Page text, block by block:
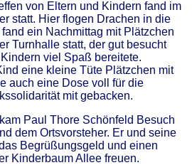
von Eltern und Kindern fand im
statt. Hier flogen Drachen in die
ein Nachmittag mit Plätzchen
Turnhalle statt, der gut besucht
viel Spaß bereitete.
eine kleine Tüte Plätzchen mit
auch eine Dose voll für die
mit gebacken.
Paul Thore Schönfeld Besuch
dem Ortsvorsteher. Er und seine
Begrüßungsgeld und einen
Kinderbaum Allee freuen.